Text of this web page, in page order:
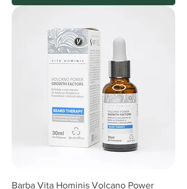
Barba Vita Hominis Volcano Power